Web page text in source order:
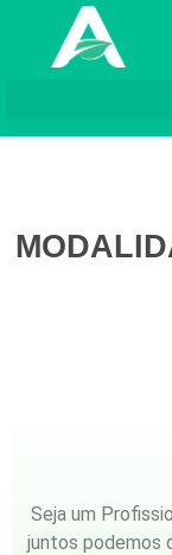
Seja um
juntos podemos